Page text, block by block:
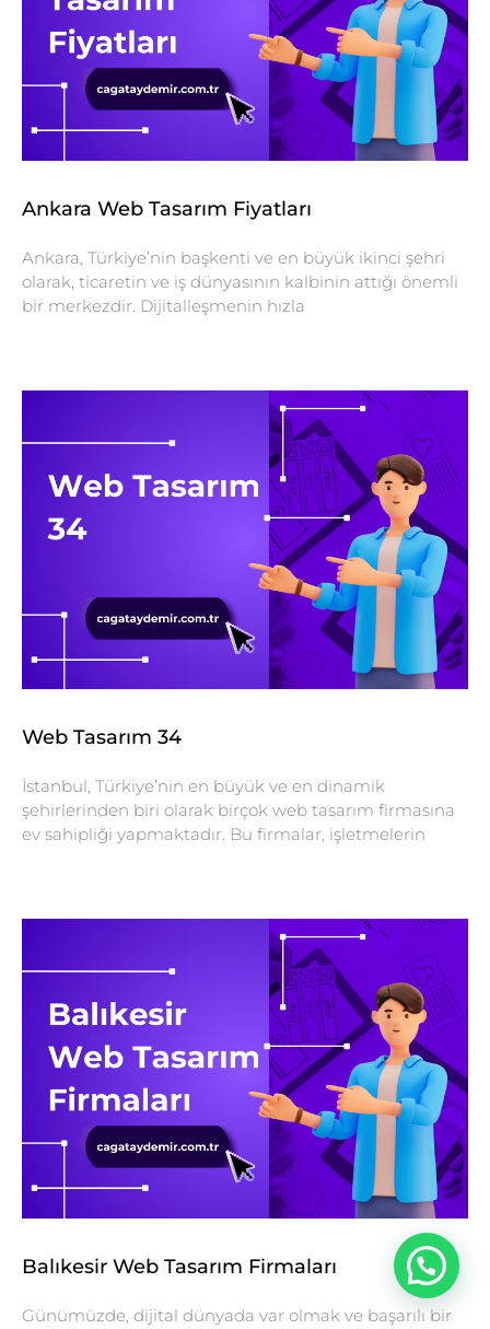
Ankara Web Tasarım Fiyatları
Ankara, Türkiye’nin başkenti ve en büyük ikinci şehri
olarak, ticaretin ve iş dünyasının kalbinin attığı önemli
bir merkezdir. Dijitalleşmenin hızla
Web Tasarım 34
İstanbul, Türkiye’nin en büyük ve en dinamik
şehirlerinden biri olarak birçok web tasarım firmasına
ev sahipliği yapmaktadır. Bu firmalar, işletmelerin
Balıkesir Web Tasarım Firmaları
Günümüzde, dijital dünyada var olmak ve başarılı bir